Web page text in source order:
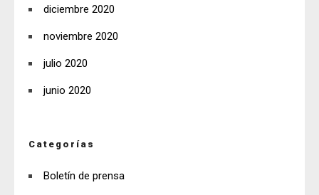
diciembre 2020
noviembre 2020
julio 2020
junio 2020
Categorías
Boletín de prensa